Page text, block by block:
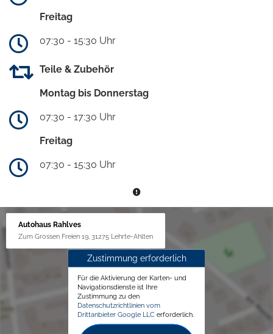
Freitag
07:30 - 15:30 Uhr
Teile & Zubehör
Montag bis Donnerstag
07:30 - 17:30 Uhr
Freitag
07:30 - 15:30 Uhr
Autohaus Rahlves
Zum Grossen Freien 19, 31275 Lehrte-Ahlten
Zustimmung erforderlich
Für die Aktivierung der Karten- und
Navigationsdienste ist Ihre
Zustimmung zu den
Datenschutzrichtlinien vom
Drittanbieter Google LLC erforderlich.